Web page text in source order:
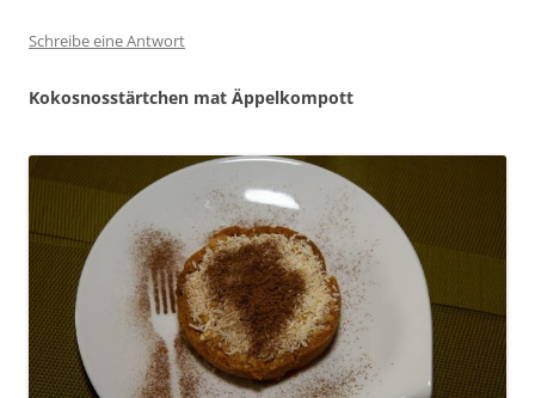
Schreibe eine Antwort
Kokosnosstärtchen mat Äppelkompott